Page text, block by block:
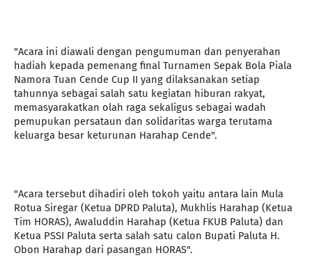
"Acara ini diawali dengan pengumuman dan penyerahan
hadiah kepada pemenang final Turnamen Sepak Bola Piala
Namora Tuan Cende Cup II yang dilaksanakan setiap
tahunnya sebagai salah satu kegiatan hiburan rakyat,
memasyarakatkan olah raga sekaligus sebagai wadah
pemupukan persataun dan solidaritas warga terutama
keluarga besar keturunan Harahap Cende".
"Acara tersebut dihadiri oleh tokoh yaitu antara lain Mula
Rotua Siregar (Ketua DPRD Paluta), Mukhlis Harahap (Ketua
Tim HORAS), Awaluddin Harahap (Ketua FKUB Paluta) dan
Ketua PSSI Paluta serta salah satu calon Bupati Paluta H.
Obon Harahap dari pasangan HORAS".